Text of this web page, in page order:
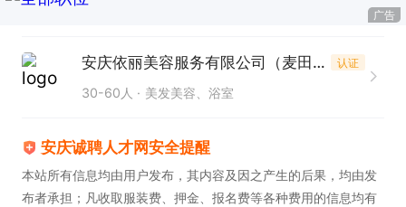
广告
安庆依丽美容服务有限公司（麦田美学空间） 认证
30-60人 美发美容、浴室
安庆诚聘人才网安全提醒
本站所有信息均由用户发布，其内容及因之产生的后果，均由发
布者承担；凡收取服装费、押金、报名费等各种费用的信息均有